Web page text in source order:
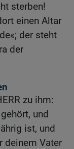
sterben!
einen Altar
der steht
der
zu ihm:
und
ist, und
deinem Vater